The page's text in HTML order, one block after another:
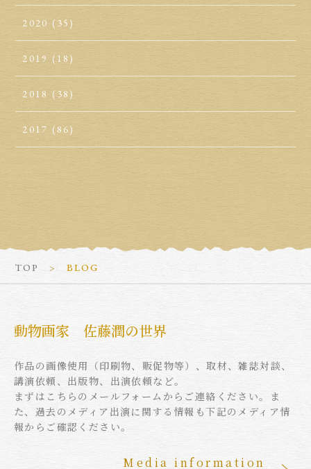
2020 (35)
2019 (18)
2018 (38)
2017 (86)
TOP BLOG
動物画家 佐藤潤の世界
作品の画像使用（印刷物、販促物等）、取材、雑誌対談、
講演依頼、出版物、出演依頼など。
まずはこちらのメールフォームからご連絡ください。ま
た、過去のメディア出演に関する情報も下記のメディア情
報からご確認ください。
Media information